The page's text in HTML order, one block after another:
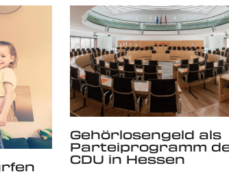
Gehörlosengeld als
Parteiprogramm
CDU in Hessen